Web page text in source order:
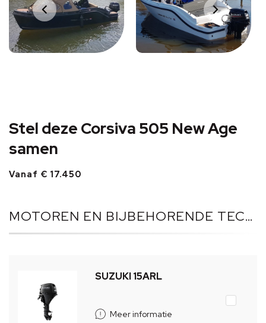
Stel deze Corsiva 505 New Age
samen
Vanaf € 17.450
MOTOREN EN BIJBEHORENDE TECHNIEK
SUZUKI 15ARL
Meer informatie